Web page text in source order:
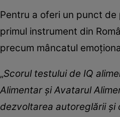
Pentru a oferi un punct
primul instrument din
precum mâncatul
„Scorul testului de IQ
Alimentar și Avatarul
dezvoltarea autoreglării